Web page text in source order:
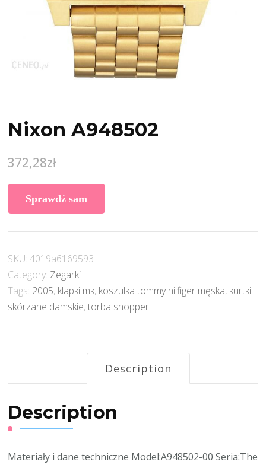
Nixon A948502
372,28zł
Sprawdź sam
SKU:4019a6169593
Category: Zegarki
Tags: 2005, klapki mk, koszulka tommy hilfiger męska, kurtki
skórzane damskie,torba shopper
Description
Description
Materiały i dane techniczne Model:A948502-00 Seria:The